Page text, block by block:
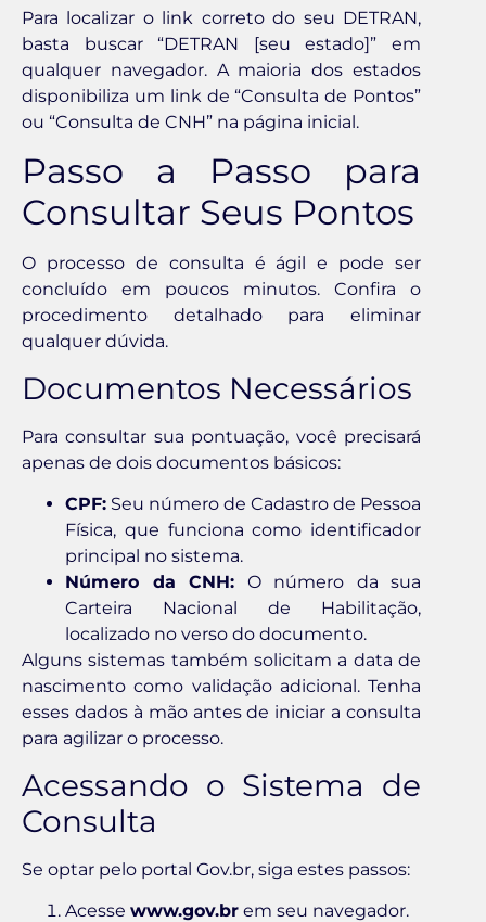
Para localizar o link correto do seu DETRAN,
basta buscar “DETRAN [seu estado]” em
qualquer navegador. A maioria dos estados
disponibiliza um link de “Consulta de Pontos”
ou “Consulta de CNH” na página inicial.
Passo a Passo para
Consultar Seus Pontos
O processo de consulta é ágil e pode ser
concluído em poucos minutos. Confira o
procedimento detalhado para eliminar
qualquer dúvida.
Documentos Necessários
Para consultar sua pontuação, você precisará
apenas de dois documentos básicos:
CPF: Seu número de Cadastro de Pessoa
Física, que funciona como identificador
principal no sistema.
Número da CNH: O número da sua
Carteira Nacional de Habilitação,
localizado no verso do documento.
Alguns sistemas também solicitam a data de
nascimento como validação adicional. Tenha
esses dados à mão antes de iniciar a consulta
para agilizar o processo.
Acessando o Sistema de
Consulta
Se optar pelo portal Gov.br, siga estes passos:
Acesse www.gov.br em seu navegador.